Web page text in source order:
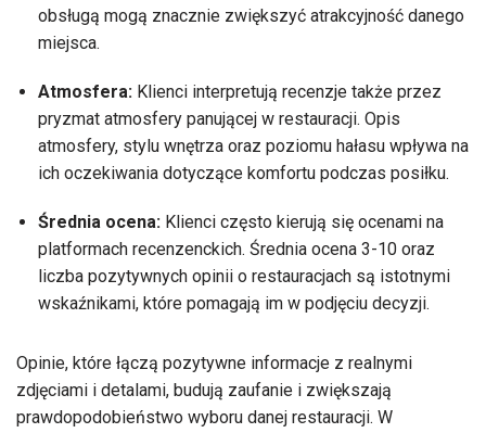
obsługą mogą znacznie zwiększyć atrakcyjność danego
miejsca.
Atmosfera: Klienci interpretują recenzje także przez
pryzmat atmosfery panującej w restauracji. Opis
atmosfery, stylu wnętrza oraz poziomu hałasu wpływa na
ich oczekiwania dotyczące komfortu podczas posiłku.
Średnia ocena: Klienci często kierują się ocenami na
platformach recenzenckich. Średnia ocena 3-10 oraz
liczba pozytywnych opinii o restauracjach są istotnymi
wskaźnikami, które pomagają im w podjęciu decyzji.
Opinie, które łączą pozytywne informacje z realnymi
zdjęciami i detalami, budują zaufanie i zwiększają
prawdopodobieństwo wyboru danej restauracji. W